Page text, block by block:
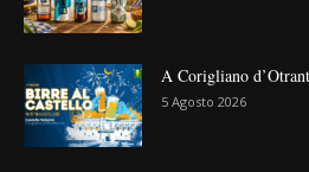
A Corigliano
5 Agosto 2026